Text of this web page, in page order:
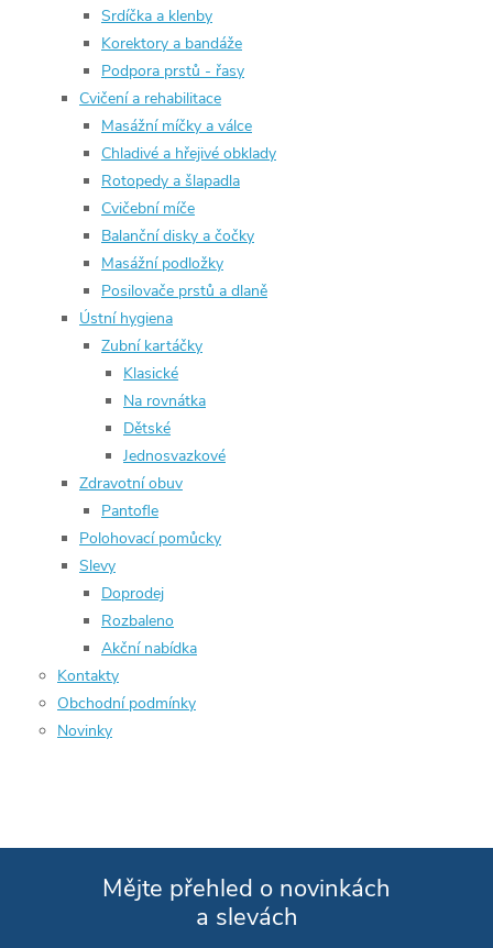
Srdíčka a klenby
Korektory a bandáže
Podpora prstů - řasy
Cvičení a rehabilitace
Masážní míčky a válce
Chladivé a hřejivé obklady
Rotopedy a šlapadla
Cvičební míče
Balanční disky a čočky
Masážní podložky
Posilovače prstů a dlaně
Ústní hygiena
Zubní kartáčky
Klasické
Na rovnátka
Dětské
Jednosvazkové
Zdravotní obuv
Pantofle
Polohovací pomůcky
Slevy
Doprodej
Rozbaleno
Akční nabídka
Kontakty
Obchodní podmínky
Novinky
Mějte přehled o novinkách
a slevách